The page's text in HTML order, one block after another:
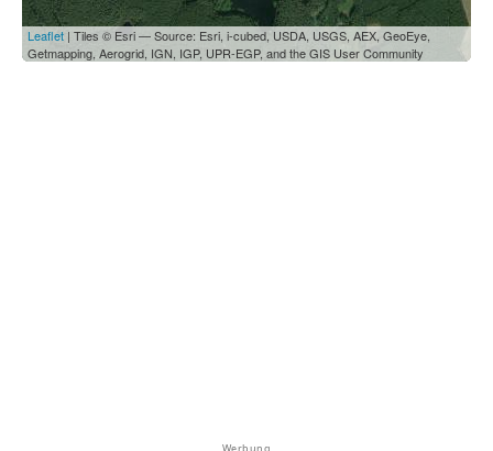
Leaflet | Tiles © Esri — Source: Esri, i-cubed, USDA, USGS, AEX, GeoEye,
Getmapping, Aerogrid, IGN, IGP, UPR-EGP, and the GIS User Community